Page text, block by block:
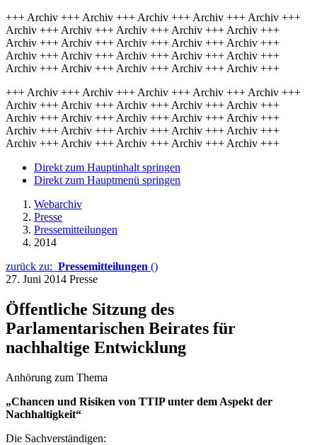
+++ Archiv +++ Archiv +++ Archiv +++ Archiv +++ Archiv +++
Archiv +++ Archiv +++ Archiv +++ Archiv +++ Archiv +++
Archiv +++ Archiv +++ Archiv +++ Archiv +++ Archiv +++
Archiv +++ Archiv +++ Archiv +++ Archiv +++ Archiv +++
Archiv +++ Archiv +++ Archiv +++ Archiv +++ Archiv +++
+++ Archiv +++ Archiv +++ Archiv +++ Archiv +++ Archiv +++
Archiv +++ Archiv +++ Archiv +++ Archiv +++ Archiv +++
Archiv +++ Archiv +++ Archiv +++ Archiv +++ Archiv +++
Archiv +++ Archiv +++ Archiv +++ Archiv +++ Archiv +++
Archiv +++ Archiv +++ Archiv +++ Archiv +++ Archiv +++
Direkt zum Hauptinhalt springen
Direkt zum Hauptmenü springen
Webarchiv
Presse
Pressemitteilungen
2014
zurück zu: Pressemitteilungen ()
27. Juni 2014 Presse
Öffentliche Sitzung des
Parlamentarischen Beirates für
nachhaltige Entwicklung
Anhörung zum Thema
„Chancen und Risiken von TTIP unter dem Aspekt der
Nachhaltigkeit“
Die Sachverständigen: